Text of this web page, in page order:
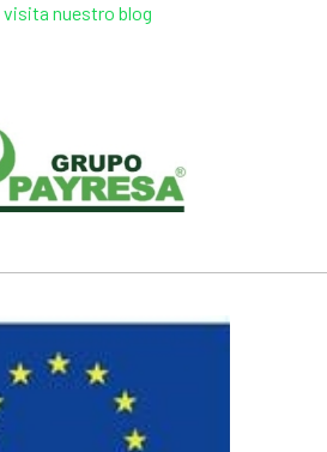
visita nuestro blog